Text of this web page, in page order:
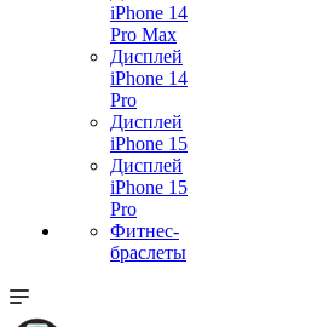
iPhone 14
Pro Max
Дисплей
iPhone 14
Pro
Дисплей
iPhone 15
Дисплей
iPhone 15
Pro
Фитнес-
браслеты